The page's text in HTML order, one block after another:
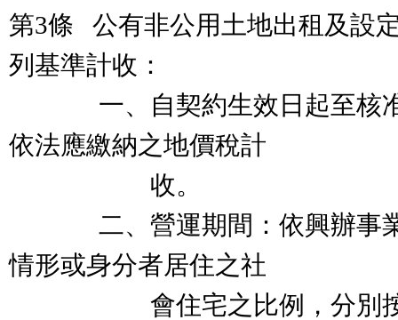
第3條 公有非公用土地出租及設
列基準計收：
一、自契約生效日起至核准
依法應繳納之地價稅計
收。
二、營運期間：依興辦事業
情形或身分者居住之社
會住宅之比例，分別按